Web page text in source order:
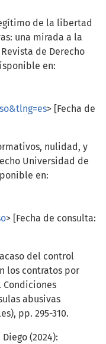
de la libertad
una mirada a la
de Derecho
en:
> [Fecha de
nulidad, y
Universidad de
en:
> [Fecha de consulta:
del control
los contratos por
Condiciones
abusivas
pp. 295-310.
Diego (2024):